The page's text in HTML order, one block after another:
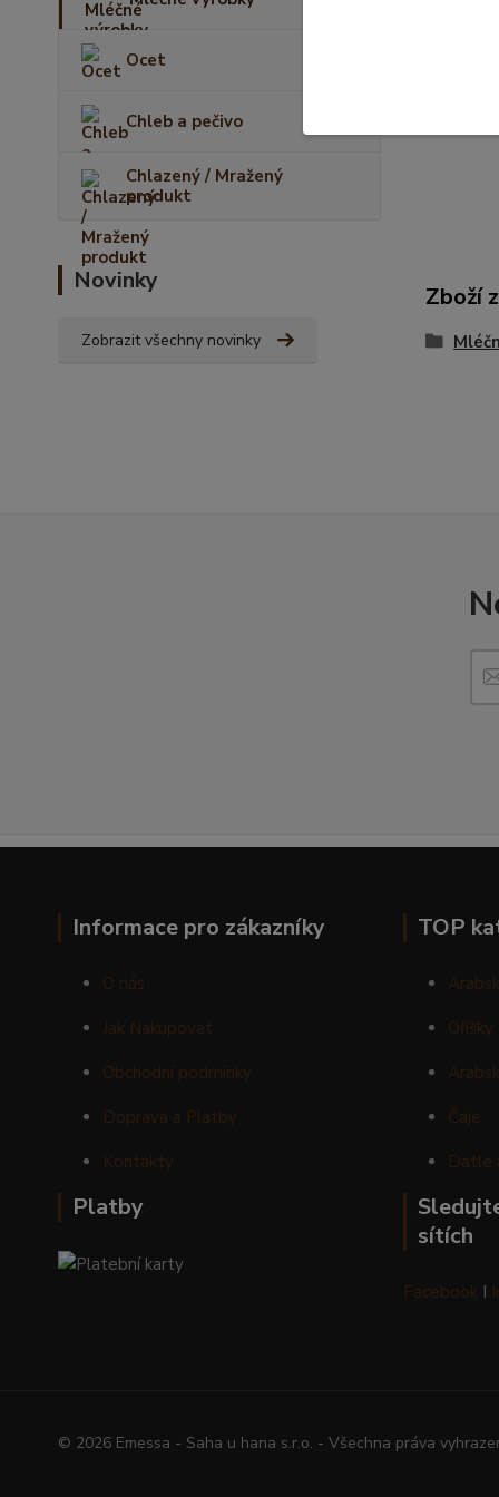
Ocet
Chleb a pečivo
Chlazený / Mražený
produkt
Novinky
Zobrazit všechny novinky
Zboží
Informace pro zákazníky
O nás
Jak Nakupovat
Obchodní podmínky
Doprava a Platby
Kontakty
Platby
TOP
Oříšky
Čaje
Datle
sítích
Facebook I
© 2026 Emessa - Saha u hana s.r.o. - Všechna práva